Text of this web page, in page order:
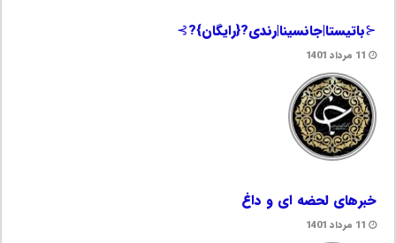
⊰باتیستا|جانسینا|رندی?{رایگان}?⊱
11 مرداد 1401
خبرهای لحضه ای و داغ
11 مرداد 1401